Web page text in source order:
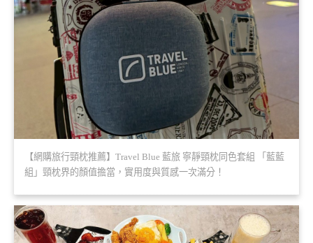
【網購旅行頸枕推薦】Travel Blue 藍旅 寧靜頸枕同色套組 「藍藍
組」頸枕界的顏值擔當，實用度與質感一次滿分！